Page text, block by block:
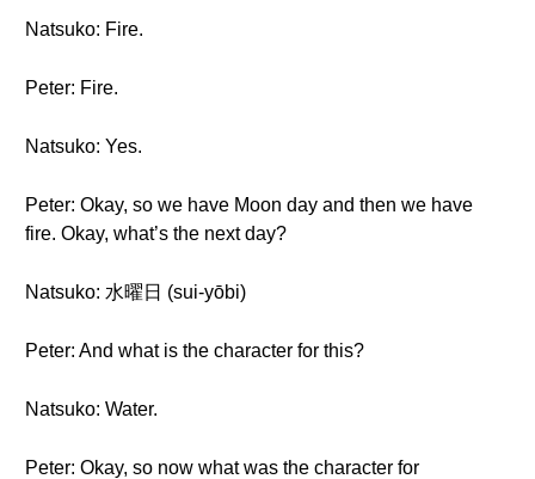
Natsuko: Fire.
Peter: Fire.
Natsuko: Yes.
Peter: Okay, so we have Moon day and then we have
fire. Okay, what’s the next day?
Natsuko: 水曜日 (sui-yōbi)
Peter: And what is the character for this?
Natsuko: Water.
Peter: Okay, so now what was the character for